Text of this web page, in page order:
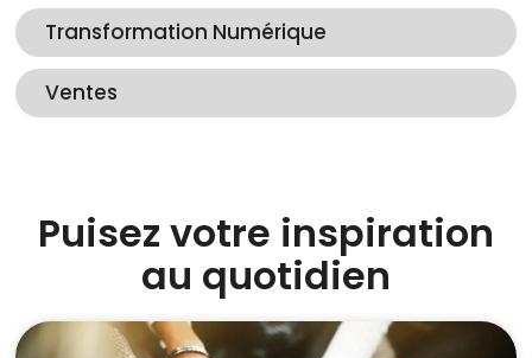
Transformation Numérique
Ventes
Puisez votre inspiration
au quotidien